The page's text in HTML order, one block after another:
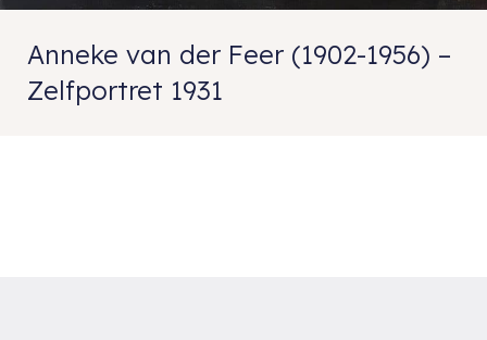
Anneke van der Feer (1902-1956) –
Zelfportret 1931